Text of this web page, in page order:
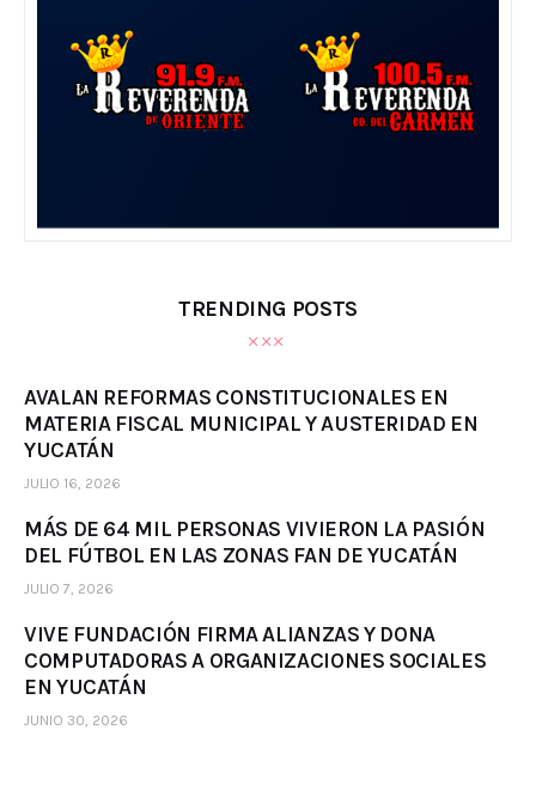
TRENDING POSTS
AVALAN REFORMAS CONSTITUCIONALES EN
MATERIA FISCAL MUNICIPAL Y AUSTERIDAD EN
YUCATÁN
JULIO 16, 2026
MÁS DE 64 MIL PERSONAS VIVIERON LA PASIÓN
DEL FÚTBOL EN LAS ZONAS FAN DE YUCATÁN
JULIO 7, 2026
VIVE FUNDACIÓN FIRMA ALIANZAS Y DONA
COMPUTADORAS A ORGANIZACIONES SOCIALES
EN YUCATÁN
JUNIO 30, 2026